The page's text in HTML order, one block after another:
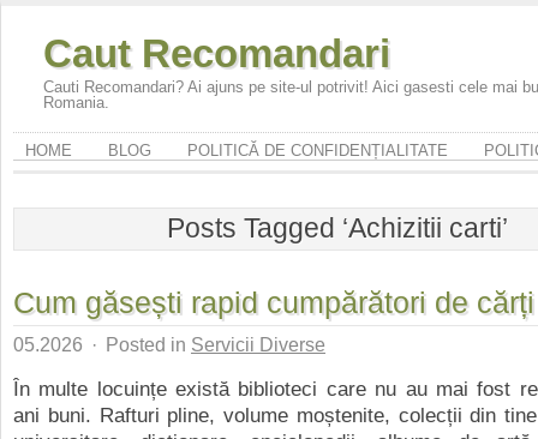
Caut Recomandari
Cauti Recomandari? Ai ajuns pe site-ul potrivit! Aici gasesti cele mai
Romania.
HOME BLOG POLITICĂ DE CONFIDENȚIALITATE
Posts Tagged ‘Achizitii carti’
Cum găsești rapid cumpărători de
05.2026 · Posted in Servicii Diverse
În multe locuințe există biblioteci care nu au mai fost
ani buni. Rafturi pline, volume moștenite, colecții din